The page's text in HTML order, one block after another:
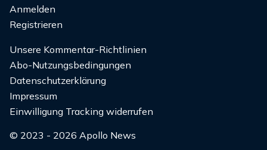
Anmelden
Registrieren
Unsere Kommentar-Richtlinien
Abo-Nutzungsbedingungen
Datenschutzerklärung
Impressum
Einwilligung Tracking widerrufen
© 2023 - 2026 Apollo News